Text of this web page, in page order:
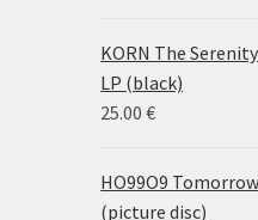
KORN The
LP (black)
25.00€
HO99O9
(picture disc)